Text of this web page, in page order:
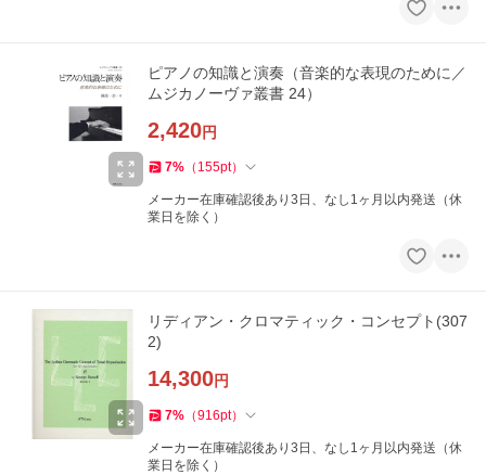
ピアノの知識と演奏（音楽的な表現のために／
ムジカノーヴァ叢書 24）
2,420円
7% （ 155pt）
メーカー在庫確認後あり3日、なし1ヶ月以内発送（休
業日を除く）
リディアン・クロマティック・コンセプト(307
2)
14,300円
7% （916pt）
メーカー在庫確認後あり3日、なし1ヶ月以内発送（休
業日を除く）